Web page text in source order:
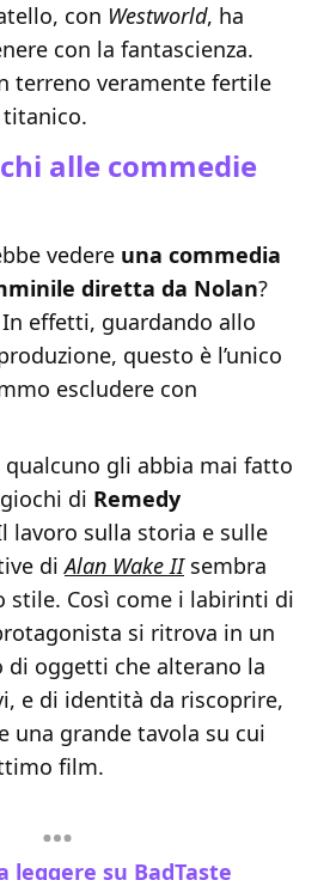
con Westworld, ha
con la fantascienza.
terreno veramente fertile
alle commedie
vedere una commedia
diretta da Nolan?
In effetti, guardando allo
questo è l’unico
escludere con
qualcuno gli abbia mai fatto
di Remedy
lavoro sulla storia e sulle
diAlan Wake IIsembra
stile. Così come i labirinti di
si ritrova in un
di oggetti che alterano la
e di identità da riscoprire,
una grande tavola su cui
film.
leggere su BadTaste